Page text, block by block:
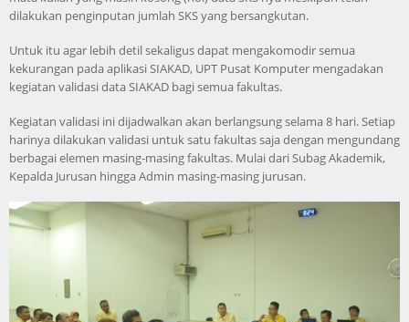
dilakukan penginputan jumlah SKS yang bersangkutan.
Untuk itu agar lebih detil sekaligus dapat mengakomodir semua
kekurangan pada aplikasi SIAKAD, UPT Pusat Komputer mengadakan
kegiatan validasi data SIAKAD bagi semua fakultas.
Kegiatan validasi ini dijadwalkan akan berlangsung selama 8 hari. Setiap
harinya dilakukan validasi untuk satu fakultas saja dengan mengundang
berbagai elemen masing-masing fakultas. Mulai dari Subag Akademik,
Kepalda Jurusan hingga Admin masing-masing jurusan.